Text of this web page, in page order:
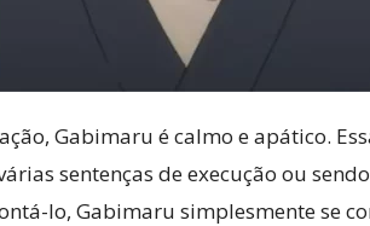
Gabimaru é calmo e apático.
sentenças de execução ou
lo, Gabimaru simplesmente se